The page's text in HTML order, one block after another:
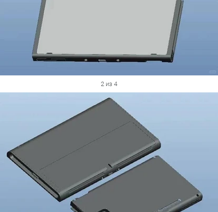
2 из 4